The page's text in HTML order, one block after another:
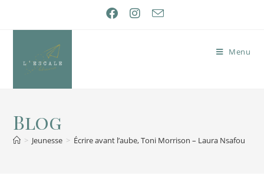
Menu
Blog
> Jeunesse > Écrire avant l’aube, Toni Morrison – Laura Nsafou